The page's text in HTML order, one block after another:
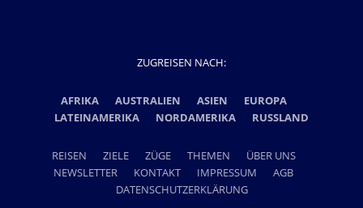
ZUGREISEN NACH:
AFRIKA AUSTRALIEN ASIEN
EUROPA
LATEINAMERIKA
NORDAMERIKA RUSSLAND
REISEN ZIELE ZÜGE THEMEN
ÜBER UNS
NEWSLETTER
KONTAKT IMPRESSUM
AGB
DATENSCHUTZERKLÄRUNG